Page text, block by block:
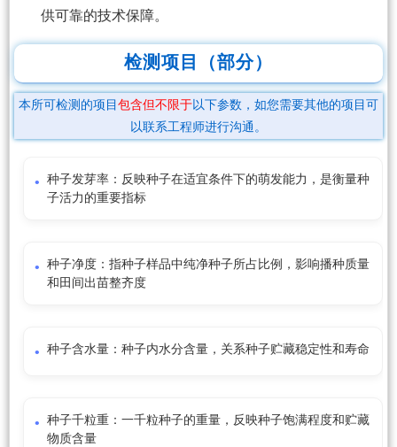
供可靠的技术保障。
检测项目（部分）
本所可检测的项目 包含但不限于以下参数，如您需要其他的项目可
以联系工程师进行沟通。
种子发芽率：反映种子在适宜条件下的萌发能力，是衡量种
子活力的重要指标
种子净度：指种子样品中纯净种子所占比例，影响播种质量
和田间出苗整齐度
种子含水量：种子内水分含量，关系种子贮藏稳定性和寿命
种子千粒重：一千粒种子的重量，反映种子饱满程度和贮藏
物质含量